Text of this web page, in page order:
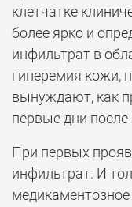
клетчатке
более ярко и
инфильтрат в
гиперемия кожи,
вынуждают, как
первые дни
При первых
инфильтрат. И